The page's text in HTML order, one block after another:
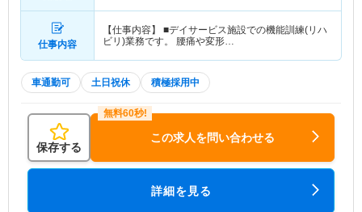
仕事内容
【仕事内容】 ■デイサービス施設での機能訓練(リハ
ビリ)業務です。 腰痛や変形…
車通勤可 土日祝休 積極採用中
保存する
この求人を問い合わせる
詳細を見る